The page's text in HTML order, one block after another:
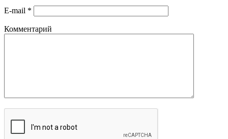
E-mail *
Комментарий